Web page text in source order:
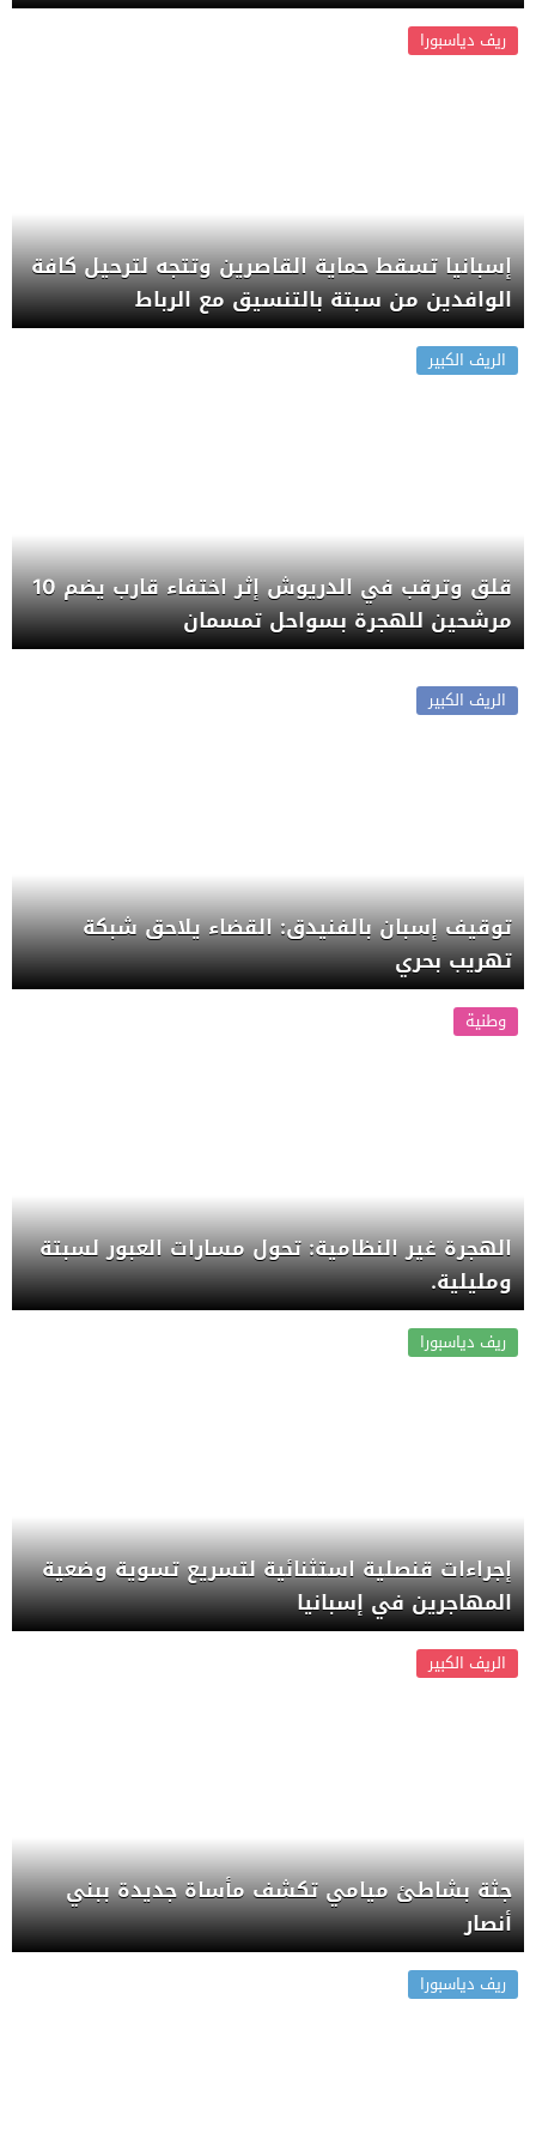
ريف دياسبورا
إسبانيا تسقط حماية القاصرين وتتجه لترحيل كافة
الوافدين من سبتة بالتنسيق مع الرباط
الريف الكبير
قلق وترقب في الدريوش إثر اختفاء قارب يضم 10
مرشحين للهجرة بسواحل تمسمان
الريف الكبير
توقيف إسبان بالفنيدق: القضاء يلاحق شبكة
تهريب بحري
وطنية
الهجرة غير النظامية: تحول مسارات العبور لسبتة
ومليلية.
ريف دياسبورا
إجراءات قنصلية استثنائية لتسريع تسوية وضعية
المهاجرين في إسبانيا
الريف الكبير
جثة بشاطئ ميامي تكشف مأساة جديدة ببني
أنصار
ريف دياسبورا